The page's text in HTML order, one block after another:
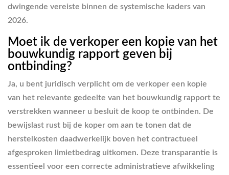
dwingende vereiste binnen de systemische kaders van
2026.
Moet ik de verkoper een kopie van het
bouwkundig rapport geven bij
ontbinding?
Ja, u bent juridisch verplicht om de verkoper een kopie
van het relevante gedeelte van het bouwkundig rapport te
verstrekken wanneer u besluit de koop te ontbinden. De
bewijslast rust bij de koper om aan te tonen dat de
herstelkosten daadwerkelijk boven het contractueel
afgesproken limietbedrag uitkomen. Deze transparantie is
essentieel voor een correcte administratieve afwikkeling